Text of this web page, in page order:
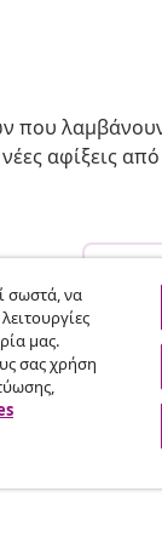
που
αφίξεις
σας.
Συνεργατών
σωστά, να
μας.
σας χρήση